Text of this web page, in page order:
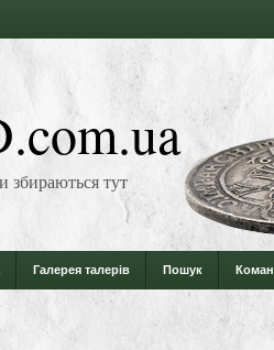
збираються тут
Галерея талерів Пошук